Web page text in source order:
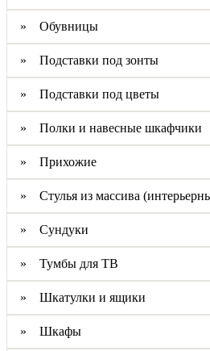
» Обувницы
» Подставки под зонты
» Подставки под цветы
» Полки и навесные шкафчики
» Прихожие
» Стулья из массива
» Сундуки
» Тумбы для ТВ
» Шкатулки и ящики
» Шкафы